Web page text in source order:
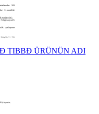
TIBBĐ ÜRÜNÜN ADI